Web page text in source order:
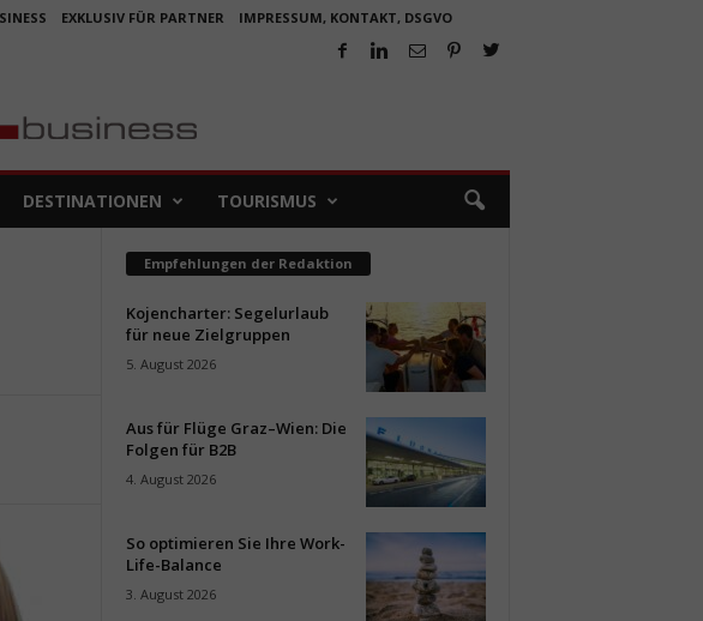
EXKLUSIV FÜR PARTNER IMPRESSUM, KONTAKT, DSGVO
DESTINATIONEN TOURISMUS
Empfehlungen der Redaktion
Kojencharter: Segelurlaub
für neue Zielgruppen
5. August 2026
Aus für Flüge Graz–Wien: Die
Folgen für B2B
4. August 2026
So optimieren Sie Ihre Work-
Life-Balance
3. August 2026